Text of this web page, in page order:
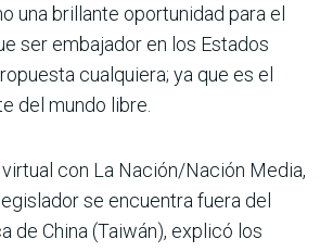
una brillante oportunidad para el
ser embajador en los Estados
cualquiera; ya que es el
del mundo libre.
con La Nación/Nación Media,
se encuentra fuera del
de China (Taiwán), explicó los